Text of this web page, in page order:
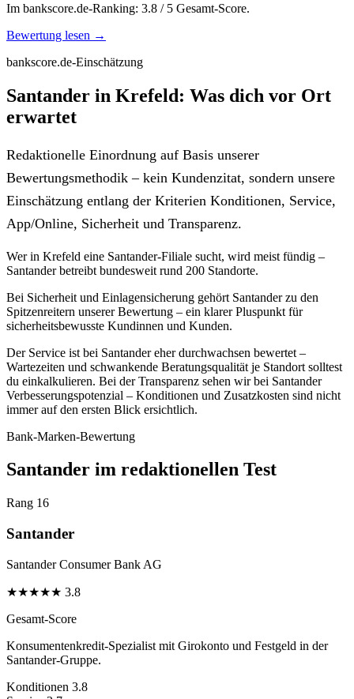
Im bankscore.de-Ranking: 3.8 / 5 Gesamt-Score.
Bewertung lesen →
bankscore.de-Einschätzung
Santander in Krefeld: Was dich vor Ort
erwartet
Redaktionelle Einordnung auf Basis unserer
Bewertungsmethodik – kein Kundenzitat, sondern unsere
Einschätzung entlang der Kriterien Konditionen, Service,
App/Online, Sicherheit und Transparenz.
Wer in Krefeld eine Santander-Filiale sucht, wird meist fündig –
Santander betreibt bundesweit rund 200 Standorte.
Bei Sicherheit und Einlagensicherung gehört Santander zu den
Spitzenreitern unserer Bewertung – ein klarer Pluspunkt für
sicherheitsbewusste Kundinnen und Kunden.
Der Service ist bei Santander eher durchwachsen bewertet –
Wartezeiten und schwankende Beratungsqualität je Standort solltest
du einkalkulieren. Bei der Transparenz sehen wir bei Santander
Verbesserungspotenzial – Konditionen und Zusatzkosten sind nicht
immer auf den ersten Blick ersichtlich.
Bank-Marken-Bewertung
Santander im redaktionellen Test
Rang 16
Santander
Santander Consumer Bank AG
★★★★★ 3.8
Gesamt-Score
Konsumentenkredit-Spezialist mit Girokonto und Festgeld in der
Santander-Gruppe.
Konditionen 3.8